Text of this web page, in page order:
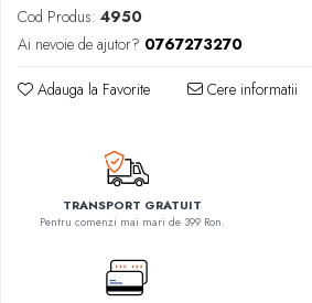
Cod Produs: 4950
Ai nevoie de ajutor? 0767273270
Adauga la Favorite Cere informatii
TRANSPORT GRATUIT
Pentru comenzi mai mari de 399 Ron.